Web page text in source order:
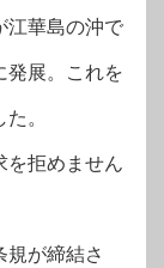
江華島の沖で
発展。これを
。
を拒めません
規が締結さ